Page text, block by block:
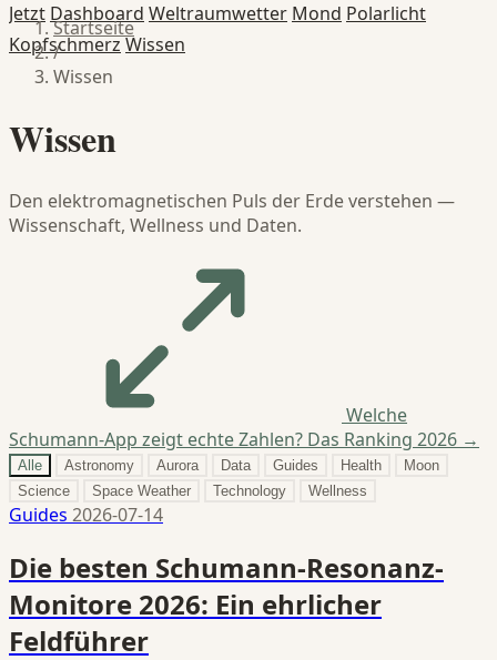
Jetzt Dashboard Weltraumwetter Mond Polarlicht
KopfschmerzWissen
Startseite
/
Wissen
Wissen
Den elektromagnetischen Puls der Erde verstehen —
Wissenschaft, Wellness und Daten.
Welche
Schumann-App zeigt echte Zahlen? Das Ranking 2026 →
Alle Astronomy Aurora Data Guides Health
Moon
Science
Space Weather Technology Wellness
Guides 2026-07-14
Die besten Schumann-Resonanz-
Monitore 2026: Ein ehrlicher
Feldführer